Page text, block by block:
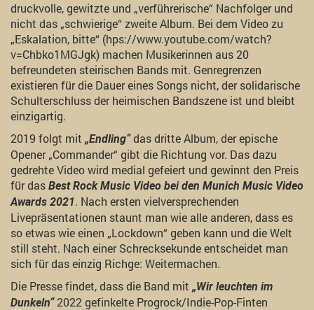
druckvolle, gewitzte und „verführerische“ Nachfolger und
nicht das „schwierige“ zweite Album. Bei dem Video zu
„Eskalation, bitte“ (hps://www.youtube.com/watch?
v=Chbko1MGJgk) machen Musikerinnen aus 20
befreundeten steirischen Bands mit. Genregrenzen
existieren für die Dauer eines Songs nicht, der solidarische
Schulterschluss der heimischen Bandszene ist und bleibt
einzigartig.
2019 folgt mit „Endling“das dritte Album, der epische
Opener „Commander“ gibt die Richtung vor. Das dazu
gedrehte Video wird medial gefeiert und gewinnt den Preis
für das Best Rock Music Video bei den Munich Music Video
Awards 2021. Nach ersten vielversprechenden
Livepräsentationen staunt man wie alle anderen, dass es
so etwas wie einen „Lockdown“ geben kann und die Welt
still steht. Nach einer Schrecksekunde entscheidet man
sich für das einzig Richge: Weitermachen.
Die Presse findet, dass die Band mit „Wir leuchten im
Dunkeln“ 2022 gefinkelte Progrock/Indie-Pop-Finten